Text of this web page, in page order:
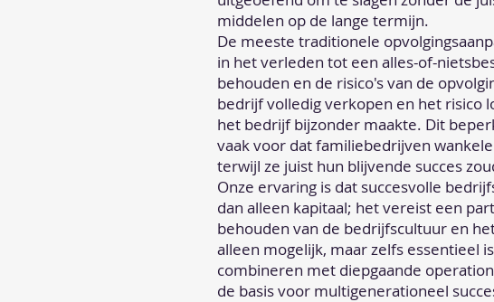
middelen op de lange termijn.
De meeste traditionele
in het verleden tot een alles-of-
behouden en de risico's van de
bedrijf volledig verkopen en het risico
het bedrijf bijzonder maakte. Dit
vaak voor dat familiebedrijven
terwijl ze juist hun blijvende succes
Onze ervaring is dat succesvolle
dan alleen kapitaal; het vereist een
behouden van de bedrijfscultuur en
alleen mogelijk, maar zelfs essentieel
combineren met diepgaande
de basis voor multigenerationeel